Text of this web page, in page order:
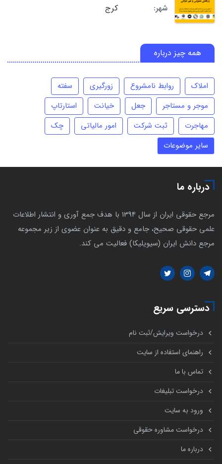
شهر:
کرج
همه چیز درباره
املاک روابط نامشروع زورگیری
سفته
موجر و مستاجر
جعل خیانت
استارتاپ
مهاجرت
ثبت شرکت امور مالیاتی
چک
سایر موضوعات
درباره ما
مرجع حقوقی ایران از سال 1394 با هدف جمع آوری و انتشار اطلاعات
علمی حقوقی صحیح، جامع و دقیق به عنوان عضوی از زیر مجموعه
مرجع دانش ایران (سیویلیکا) فعالیت می کند.
دسترسی سریع
درخواست ویرایش/ثبت نام
راهنمای استفاده از سایت
تماس با ما
درخواست تبلیغات
ورود به سایت
درخواست مشاوره حقوقی
درباره ما